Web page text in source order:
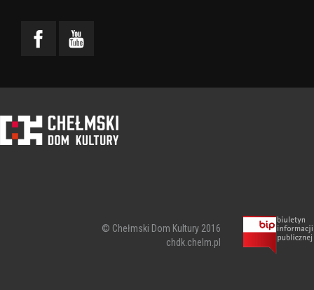
© Chełmski Dom Kultury 2016
chdk.chelm.pl